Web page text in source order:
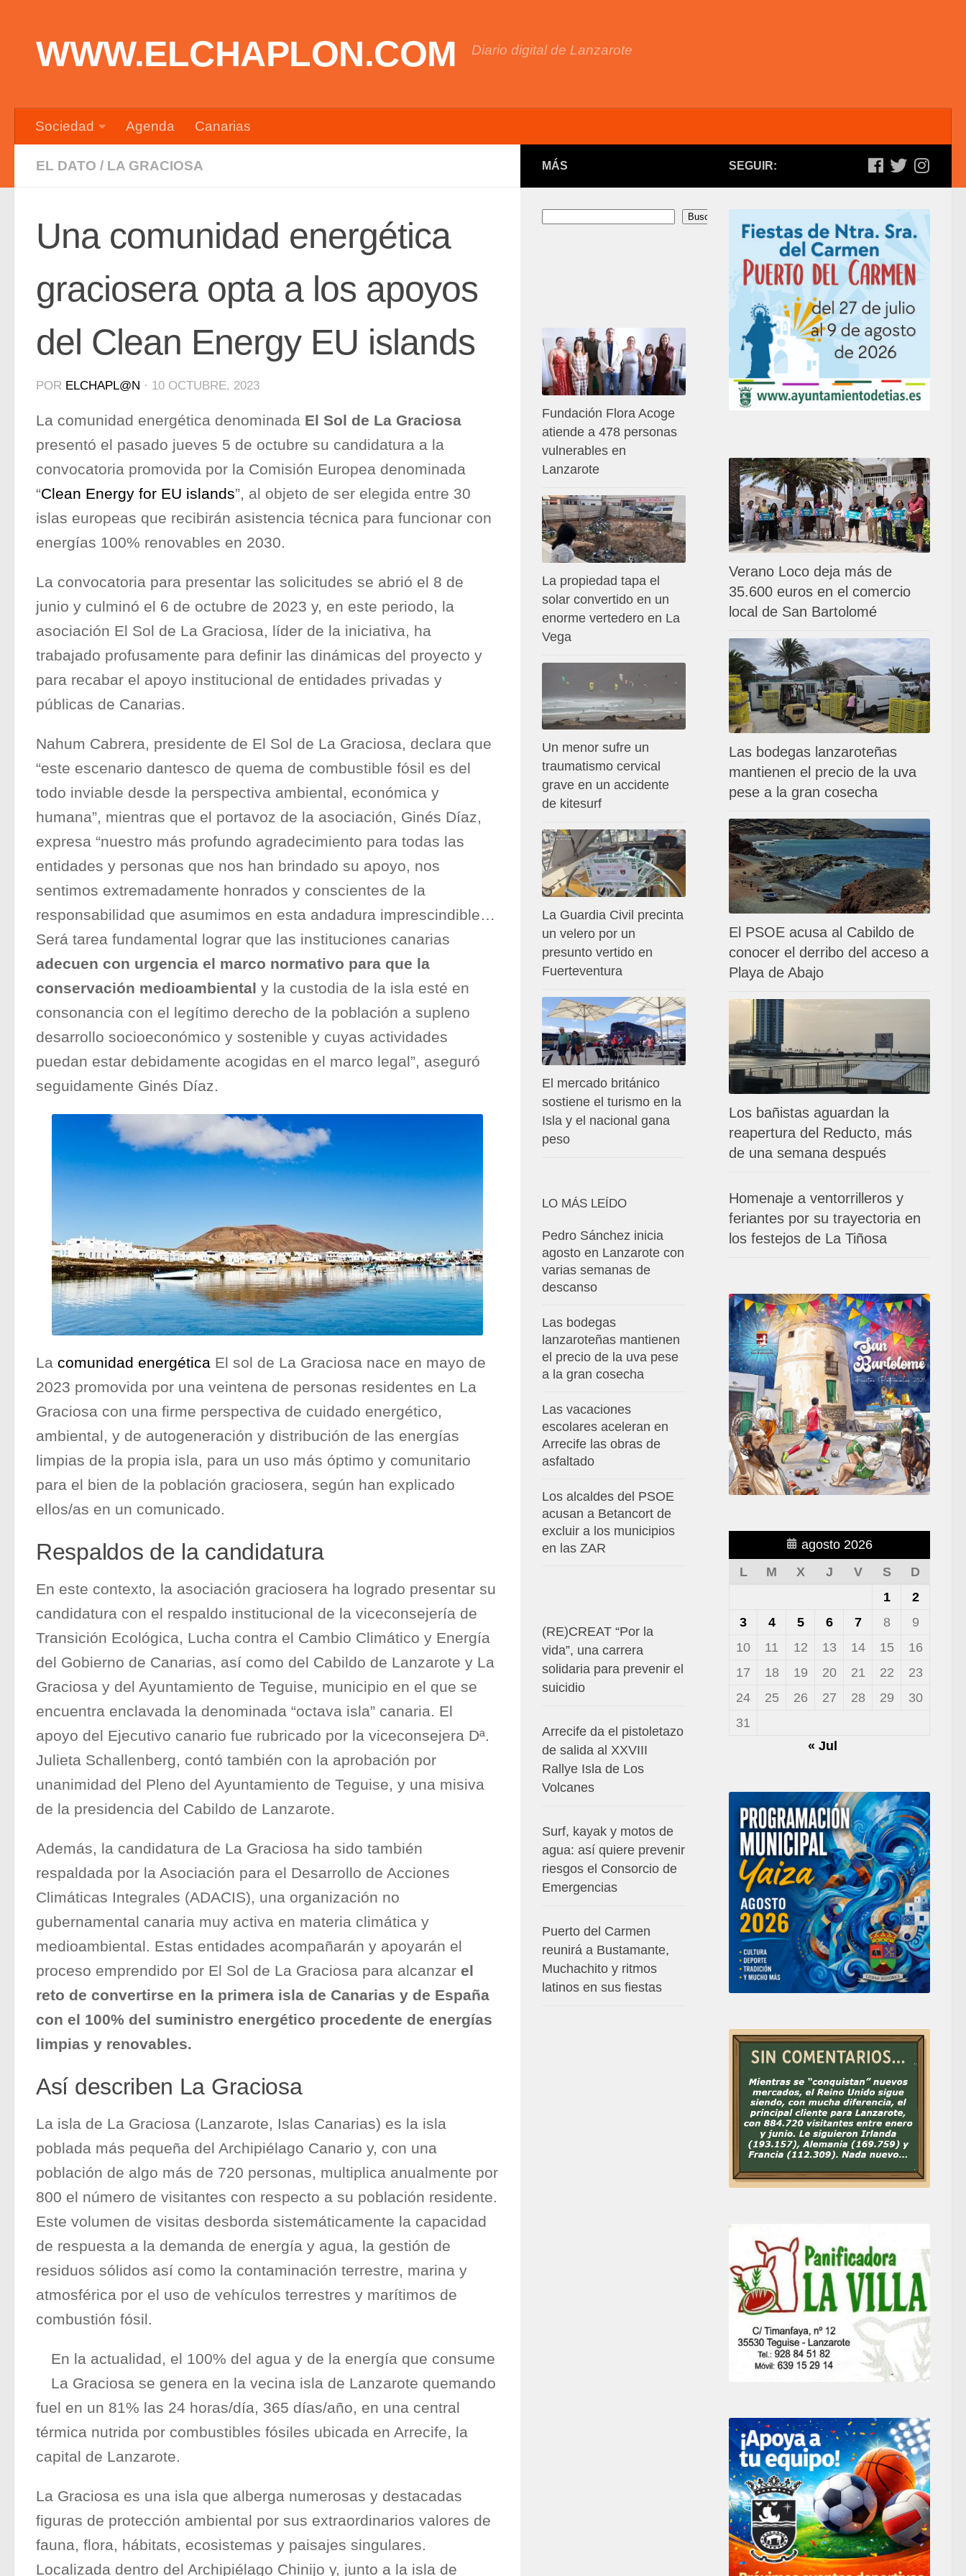
WWW.ELCHAPLON.COM Diario digital de Lanzarote
Sociedad Agenda Canarias
EL DATO / LA GRACIOSA
Una comunidad energética
graciosera opta a los apoyos
del Clean Energy EU islands
POR ELCHAPL@N · 10 OCTUBRE, 2023
La comunidad energética denominada El Sol de La Graciosa
presentó el pasado jueves 5 de octubre su candidatura a la
convocatoria promovida por la Comisión Europea denominada
“Clean Energy for EU islands”, al objeto de ser elegida entre 30
islas europeas que recibirán asistencia técnica para funcionar con
energías 100% renovables en 2030.
La convocatoria para presentar las solicitudes se abrió el 8 de
junio y culminó el 6 de octubre de 2023 y, en este periodo, la
asociación El Sol de La Graciosa, líder de la iniciativa, ha
trabajado profusamente para definir las dinámicas del proyecto y
para recabar el apoyo institucional de entidades privadas y
públicas de Canarias.
Nahum Cabrera, presidente de El Sol de La Graciosa, declara que
“este escenario dantesco de quema de combustible fósil es del
todo inviable desde la perspectiva ambiental, económica y
humana”, mientras que el portavoz de la asociación, Ginés Díaz,
expresa “nuestro más profundo agradecimiento para todas las
entidades y personas que nos han brindado su apoyo, nos
sentimos extremadamente honrados y conscientes de la
responsabilidad que asumimos en esta andadura imprescindible…
Será tarea fundamental lograr que las instituciones canarias
adecuen con urgencia el marco normativo para que la
conservación medioambiental y la custodia de la isla esté en
consonancia con el legítimo derecho de la población a supleno
desarrollo socioeconómico y sostenible y cuyas actividades
puedan estar debidamente acogidas en el marco legal”, aseguró
seguidamente Ginés Díaz.
La comunidad energética El sol de La Graciosa nace en mayo de
2023 promovida por una veintena de personas residentes en La
Graciosa con una firme perspectiva de cuidado energético,
ambiental, y de autogeneración y distribución de las energías
limpias de la propia isla, para un uso más óptimo y comunitario
para el bien de la población graciosera, según han explicado
ellos/as en un comunicado.
Respaldos de la candidatura
En este contexto, la asociación graciosera ha logrado presentar su
candidatura con el respaldo institucional de la viceconsejería de
Transición Ecológica, Lucha contra el Cambio Climático y Energía
del Gobierno de Canarias, así como del Cabildo de Lanzarote y La
Graciosa y del Ayuntamiento de Teguise, municipio en el que se
encuentra enclavada la denominada “octava isla” canaria. El
apoyo del Ejecutivo canario fue rubricado por la viceconsejera Dª.
Julieta Schallenberg, contó también con la aprobación por
unanimidad del Pleno del Ayuntamiento de Teguise, y una misiva
de la presidencia del Cabildo de Lanzarote.
Además, la candidatura de La Graciosa ha sido también
respaldada por la Asociación para el Desarrollo de Acciones
Climáticas Integrales (ADACIS), una organización no
gubernamental canaria muy activa en materia climática y
medioambiental. Estas entidades acompañarán y apoyarán el
proceso emprendido por El Sol de La Graciosa para alcanzar el
reto de convertirse en la primera isla de Canarias y de España
con el 100% del suministro energético procedente de energías
limpias y renovables.
Así describen La Graciosa
La isla de La Graciosa (Lanzarote, Islas Canarias) es la isla
poblada más pequeña del Archipiélago Canario y, con una
población de algo más de 720 personas, multiplica anualmente por
800 el número de visitantes con respecto a su población residente.
Este volumen de visitas desborda sistemáticamente la capacidad
de respuesta a la demanda de energía y agua, la gestión de
residuos sólidos así como la contaminación terrestre, marina y
atmosférica por el uso de vehículos terrestres y marítimos de
combustión fósil.
En la actualidad, el 100% del agua y de la energía que consume
La Graciosa se genera en la vecina isla de Lanzarote quemando
fuel en un 81% las 24 horas/día, 365 días/año, en una central
térmica nutrida por combustibles fósiles ubicada en Arrecife, la
capital de Lanzarote.
La Graciosa es una isla que alberga numerosas y destacadas
figuras de protección ambiental por sus extraordinarios valores de
fauna, flora, hábitats, ecosistemas y paisajes singulares.
Localizada dentro del Archipiélago Chinijo y, junto a la isla de
SEGUIR:
Verano Loco deja más de
35.600 euros en el comercio
local de San Bartolomé
Las bodegas lanzaroteñas
mantienen el precio de la uva
pese a la gran cosecha
El PSOE acusa al Cabildo de
conocer el derribo del acceso a
Playa de Abajo
Los bañistas aguardan la
reapertura del Reducto, más
de una semana después
Homenaje a ventorrilleros y
feriantes por su trayectoria en
los festejos de La Tiñosa
agosto 2026
L
M X J V S
D
1
2
3
4 5 6 7 8
9
10
11 12 13 14 15
16
17
18 19 20 21 22
23
24
25 26 27 28 29
30
31
« Jul
MÁS
Buscar
Fundación Flora Acoge
atiende a 478 personas
vulnerables en
Lanzarote
La propiedad tapa el
solar convertido en un
enorme vertedero en La
Vega
Un menor sufre un
traumatismo cervical
grave en un accidente
de kitesurf
La Guardia Civil precinta
un velero por un
presunto vertido en
Fuerteventura
El mercado británico
sostiene el turismo en la
Isla y el nacional gana
peso
LO MÁS LEÍDO
Pedro Sánchez inicia
agosto en Lanzarote con
varias semanas de
descanso
Las bodegas
lanzaroteñas mantienen
el precio de la uva pese
a la gran cosecha
Las vacaciones
escolares aceleran en
Arrecife las obras de
asfaltado
Los alcaldes del PSOE
acusan a Betancort de
excluir a los municipios
en las ZAR
(RE)CREAT “Por la
vida”, una carrera
solidaria para prevenir el
suicidio
Arrecife da el pistoletazo
de salida al XXVIII
Rallye Isla de Los
Volcanes
Surf, kayak y motos de
agua: así quiere prevenir
riesgos el Consorcio de
Emergencias
Puerto del Carmen
reunirá a Bustamante,
Muchachito y ritmos
latinos en sus fiestas